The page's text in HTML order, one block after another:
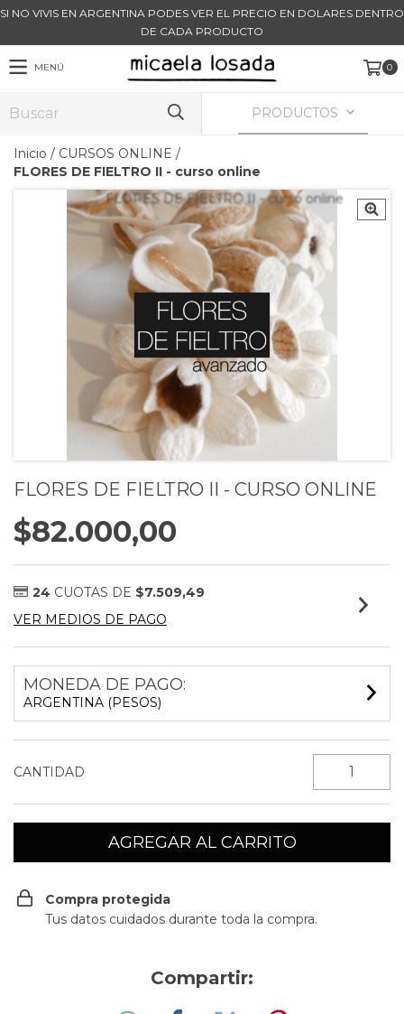
SI NO VIVIS EN ARGENTINA PODES VER EL PRECIO EN DOLARES DENTRO
DE CADA PRODUCTO
MENÚ 0
PRODUCTOS
Inicio / CURSOS ONLINE /
FLORES DE FIELTRO II - curso online
FLORES DE FIELTRO II - CURSO ONLINE
$82.000,00
24 CUOTAS DE $7.509,49
VER MEDIOS DE PAGO
MONEDA DE PAGO:
ARGENTINA (PESOS)
CANTIDAD
Compra protegida
Tus datos cuidados durante toda la compra.
Compartir: